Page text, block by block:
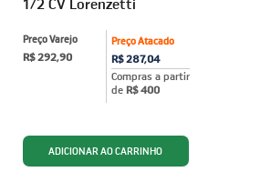
1/2 CV Lorenzetti
Preço Atacado
R$ 287,04
Compras a partir
de R$ 400
Preço Varejo
R$ 292,90